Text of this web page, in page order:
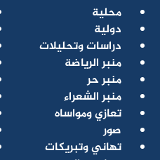
محلية
دولية
دراسات وتحليلات
منبر الرياضة
منبر حر
منبر الشعراء
تعازي ومواساه
صور
تهاني وتبريكات